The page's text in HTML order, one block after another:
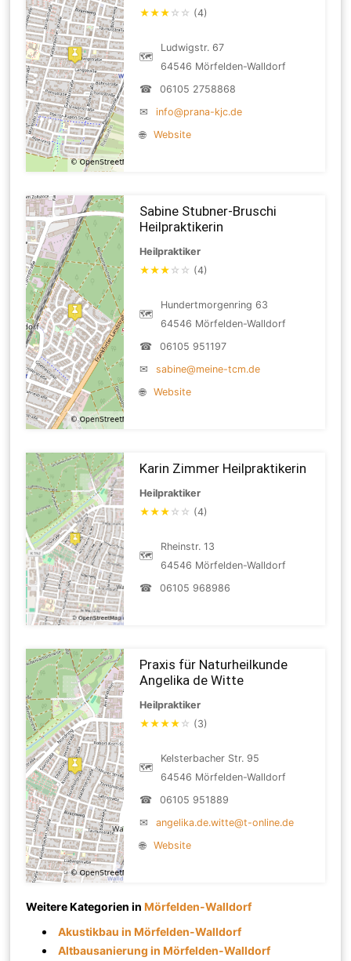
★★★ ☆ ☆ (4)
🗺
Ludwigstr. 67
64546 Mörfelden-Walldorf
☎
06105 2758868
✉
info@prana-kjc.de
🌐
Website
Sabine Stubner-Bruschi
Heilpraktikerin
Heilpraktiker
★★★ ☆ ☆ (4)
🗺
Hundertmorgenring 63
64546 Mörfelden-Walldorf
☎
06105 951197
✉
sabine@meine-tcm.de
🌐
Website
Karin Zimmer Heilpraktikerin
Heilpraktiker
★★★ ☆ ☆ (4)
🗺
Rheinstr. 13
64546 Mörfelden-Walldorf
☎
06105 968986
Praxis für Naturheilkunde
Angelika de Witte
Heilpraktiker
★★★★ ☆ (3)
🗺
Kelsterbacher Str. 95
64546 Mörfelden-Walldorf
☎
06105 951889
✉
angelika.de.witte@t-online.de
🌐
Website
Weitere Kategorien inMörfelden-Walldorf
Akustikbau in Mörfelden-Walldorf
Altbausanierung in Mörfelden-Walldorf